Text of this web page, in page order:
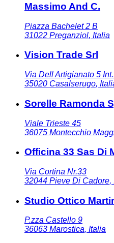
Massimo And C.
Piazza Bachelet 2 B
31022 Preganziol, Italia
Vision Trade Srl
Via Dell Artigianato 5
35020 Casalserugo,
Sorelle Ramonda
Viale Trieste 45
36075 Montecchio
Officina 33 Sas Di
Via Cortina Nr.33
32044 Pieve Di Cadore,
Studio Ottico
P.zza Castello 9
36063 Marostica, Italia